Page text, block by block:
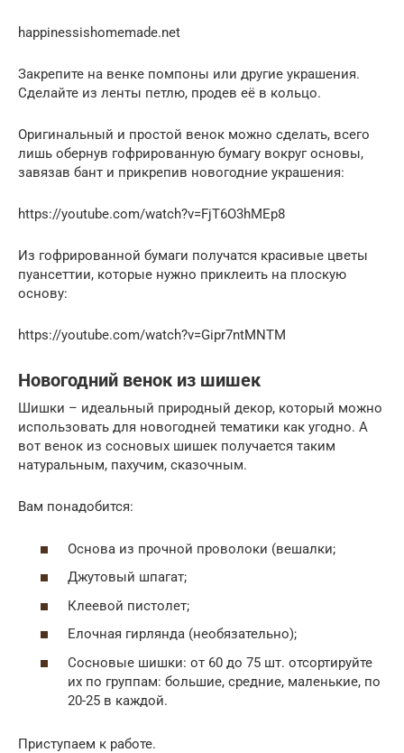
happinessishomemade.net
Закрепите на венке помпоны или другие украшения.
Сделайте из ленты петлю, продев её в кольцо.
Оригинальный и простой венок можно сделать, всего
лишь обернув гофрированную бумагу вокруг основы,
завязав бант и прикрепив новогодние украшения:
https://youtube.com/watch?v=FjT6O3hMEp8
Из гофрированной бумаги получатся красивые цветы
пуансеттии, которые нужно приклеить на плоскую
основу:
https://youtube.com/watch?v=Gipr7ntMNTM
Новогодний венок из шишек
Шишки – идеальный природный декор, который можно
использовать для новогодней тематики как угодно. А
вот венок из сосновых шишек получается таким
натуральным, пахучим, сказочным.
Вам понадобится:
Основа из прочной проволоки (вешалки;
Джутовый шпагат;
Клеевой пистолет;
Елочная гирлянда (необязательно);
Сосновые шишки: от 60 до 75 шт. отсортируйте
их по группам: большие, средние, маленькие, по
20-25 в каждой.
Приступаем к работе.